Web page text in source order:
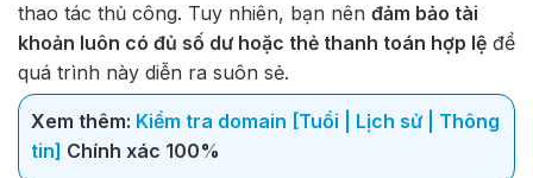
thao tác thủ công. Tuy nhiên, bạn nên đảm bảo tài
khoản luôn có đủ số dư hoặc thẻ thanh toán hợp lệ để
quá trình này diễn ra suôn sẻ.
Xem thêm: Kiểm tra domain [Tuổi | Lịch sử | Thông
tin] Chính xác 100%